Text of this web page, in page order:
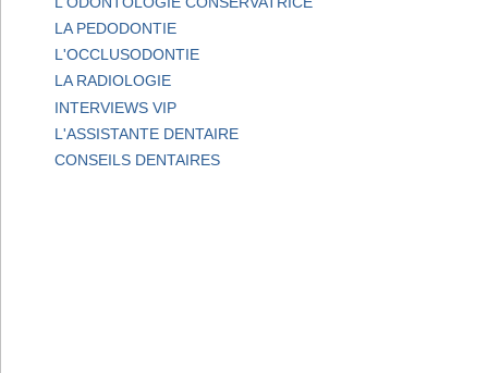
LA PEDODONTIE
L'OCCLUSODONTIE
LA RADIOLOGIE
INTERVIEWS VIP
L'ASSISTANTE DENTAIRE
CONSEILS DENTAIRES